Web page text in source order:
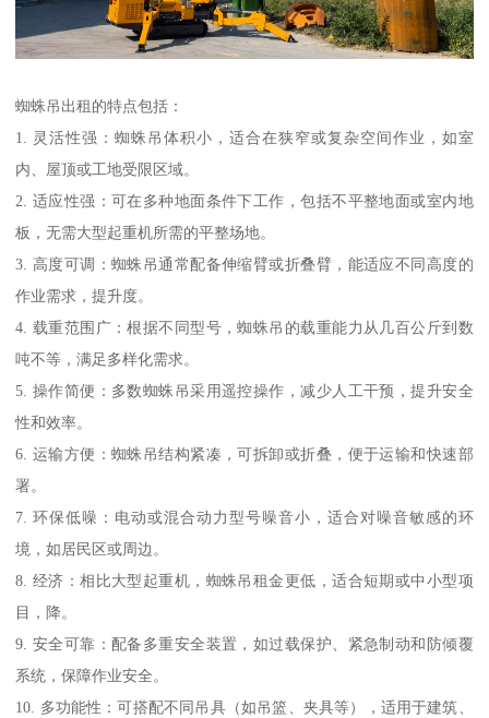
蜘蛛吊出租的特点包括：
1. 灵活性强：蜘蛛吊体积小，适合在狭窄或复杂空间作业，如室
内、屋顶或工地受限区域。
2. 适应性强：可在多种地面条件下工作，包括不平整地面或室内地
板，无需大型起重机所需的平整场地。
3. 高度可调：蜘蛛吊通常配备伸缩臂或折叠臂，能适应不同高度的
作业需求，提升度。
4. 载重范围广：根据不同型号，蜘蛛吊的载重能力从几百公斤到数
吨不等，满足多样化需求。
5. 操作简便：多数蜘蛛吊采用遥控操作，减少人工干预，提升安全
性和效率。
6. 运输方便：蜘蛛吊结构紧凑，可拆卸或折叠，便于运输和快速部
署。
7. 环保低噪：电动或混合动力型号噪音小，适合对噪音敏感的环
境，如居民区或周边。
8. 经济：相比大型起重机，蜘蛛吊租金更低，适合短期或中小型项
目，降。
9. 安全可靠：配备多重安全装置，如过载保护、紧急制动和防倾覆
系统，保障作业安全。
10. 多功能性：可搭配不同吊具（如吊篮、夹具等），适用于建筑、